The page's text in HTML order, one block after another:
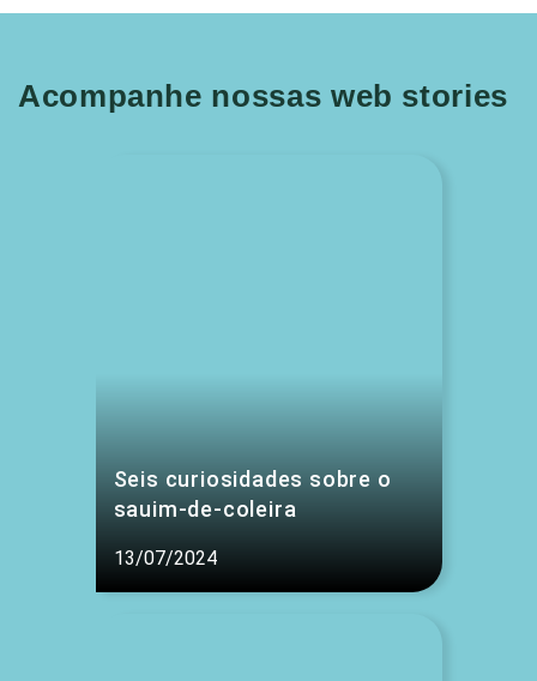
Acompanhe nossas web stories
Seis curiosidades sobre o
sauim-de-coleira
13/07/2024